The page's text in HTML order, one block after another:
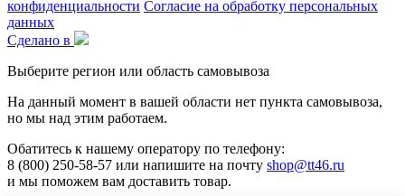
конфиденциальности Согласие на обработку персональных
данных
Сделано в
Выберите регион или область самовывоза
На данный момент в вашей области нет пункта самовывоза,
но мы над этим работаем.
Обатитесь к нашему оператору по телефону:
8 (800) 250-58-57 или напишите на почту shop@tt46.ru
и мы поможем вам доставить товар.